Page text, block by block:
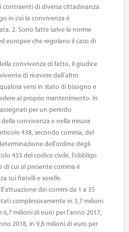
contraenti di diversa cittadinanza
in cui la convivenza è
2. Sono fatte salve le norme
europee che regolano il caso di
convivenza di fatto, il giudice
di ricevere dall’altro
versi in stato di bisogno e
al proprio mantenimento. In
per un periodo
convivenza e nella misura
438, secondo comma, del
dell’ordine degli
433 del codice civile, l’obbligo
cui al presente comma è
sui fratelli e sorelle.
dei commi da 1 a 35
complessivamente in 3,7 milioni
6,7 milioni di euro per l’anno 2017,
2018, in 9,8 milioni di euro per